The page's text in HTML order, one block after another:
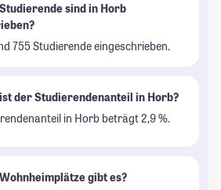
sind in Horb
755 Studierende eingeschrieben.
der Studierendenanteil in Horb?
in Horb beträgt 2,9 %.
gibt es?